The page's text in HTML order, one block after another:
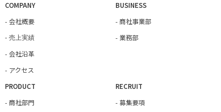
COMPANY
- 会社概要
- 売上実績
- 会社沿革
- アクセス
BUSINESS
- 商社事業部
- 業務部
PRODUCT
- 商社部門
RECRUIT
- 募集要項